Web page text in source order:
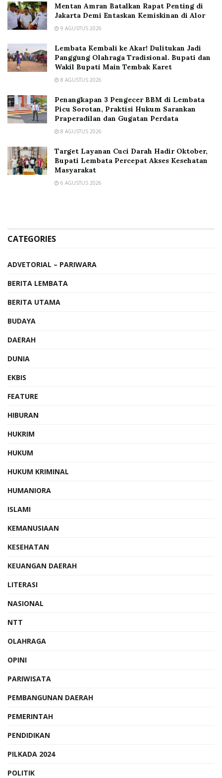
Mentan Amran Batalkan Rapat Penting di
Jakarta Demi Entaskan Kemiskinan di Alor
9 AGUSTUS 2026
Lembata Kembali ke Akar! Dulitukan Jadi
Panggung Olahraga Tradisional. Bupati dan
Wakil Bupati Main Tembak Karet
8 AGUSTUS 2026
Penangkapan 3 Pengecer BBM di Lembata
Picu Sorotan, Praktisi Hukum Sarankan
Praperadilan dan Gugatan Perdata
8 AGUSTUS 2026
Target Layanan Cuci Darah Hadir Oktober,
Bupati Lembata Percepat Akses Kesehatan
Masyarakat
6 AGUSTUS 2026
CATEGORIES
ADVETORIAL – PARIWARA
BERITA LEMBATA
BERITA UTAMA
BUDAYA
DAERAH
DUNIA
EKBIS
FEATURE
HIBURAN
HUKRIM
HUKUM
HUKUM KRIMINAL
HUMANIORA
ISLAMI
KEMANUSIAAN
KESEHATAN
KEUANGAN DAERAH
LITERASI
NASIONAL
NTT
OLAHRAGA
OPINI
PARIWISATA
PEMBANGUNAN DAERAH
PEMERINTAH
PENDIDIKAN
PILKADA 2024
POLITIK